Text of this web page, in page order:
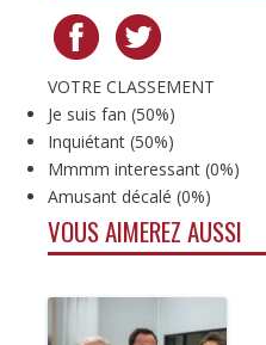
VOTRE CLASSEMENT
Je suis fan (50%)
Inquiétant (50%)
Mmmm interessant (0%)
Amusant décalé (0%)
VOUS AIMEREZ AUSSI